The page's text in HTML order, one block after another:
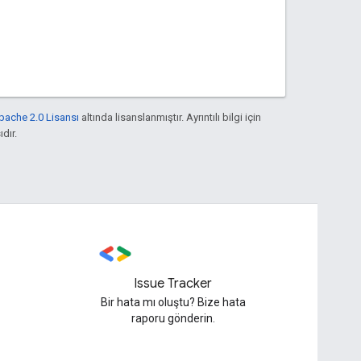
2.0 Lisansı altında lisanslanmıştır. Ayrıntılı bilgi için
Issue Tracker
Bir hata mı oluştu? Bize hata
raporu gönderin.